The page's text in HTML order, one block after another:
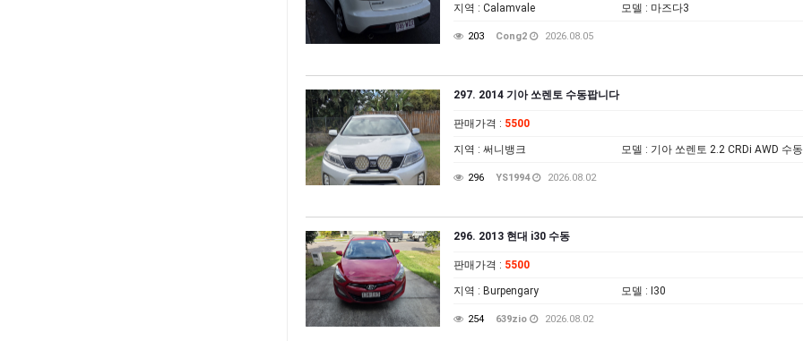
지역 : Calamvale 모델 : 마즈다3
203 Cong2 2026.08.05
297. 2014 기아 쏘렌토 수동팝니다
판매가격 : 5500
지역 : 써니뱅크 모델 : 기아 쏘렌토 2.2 CRDi AWD 수동
296 YS1994 2026.08.02
296. 2013 현대 i30 수동
판매가격 : 5500
지역 : Burpengary 모델 : I30
254 639zio 2026.08.02